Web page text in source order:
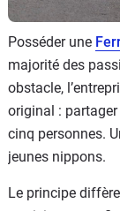
Posséder une
majorité des
obstacle,
original : partager
cinq personnes.
jeunes nippons.
Le principe